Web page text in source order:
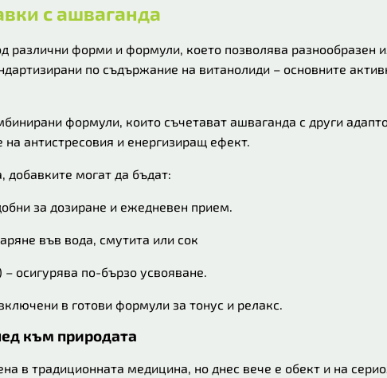
с ашваганда
различни форми и формули, което позволява разнообразен
по съдържание на витанолиди – основните
формули, които съчетават ашваганда с други
антистресовия и енергизиращ ефект.
могат да бъдат:
за дозиране и ежедневен прием.
във вода, смутита или сок
осигурява по-бързо усвояване.
в готови формули за тонус и релакс.
към природата
в традиционната медицина, но днес вече е обект и на